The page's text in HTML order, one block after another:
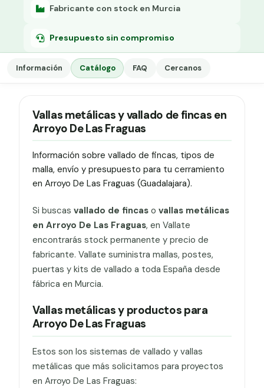
Fabricante con stock en Murcia
Presupuesto sin compromiso
Información Catálogo FAQ Cercanos
Vallas metálicas y vallado de fincas en
Arroyo De Las Fraguas
Información sobre vallado de fincas, tipos de
malla, envío y presupuesto para tu cerramiento
en Arroyo De Las Fraguas (Guadalajara).
Si buscas vallado de fincaso vallas metálicas
en Arroyo De Las Fraguas, en Vallate
encontrarás stock permanente y precio de
fabricante. Vallate suministra mallas, postes,
puertas y kits de vallado a toda España desde
fábrica en Murcia.
Vallas metálicas y productos para
Arroyo De Las Fraguas
Estos son los sistemas de vallado y vallas
metálicas que más solicitamos para proyectos
en Arroyo De Las Fraguas: